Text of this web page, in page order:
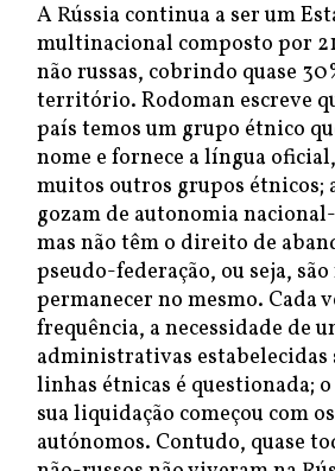
A Rússia continua a ser um
multinacional composto por
não russas, cobrindo quase
território. Rodoman escreve
país temos um grupo étnico
nome e fornece a língua
muitos outros grupos étnicos;
gozam de autonomia
mas não têm o direito de
pseudo-federação, ou seja,
permanecer no mesmo. Cada
frequência, a necessidade de
administrativas estabelecidas
linhas étnicas é questionada;
sua liquidação começou com
autónomos. Contudo, quase